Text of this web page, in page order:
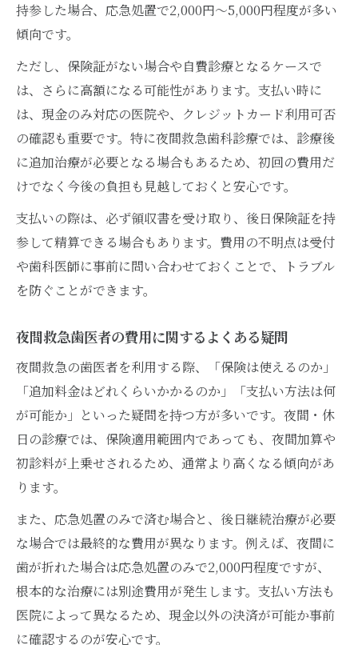
持参した場合、応急処置で2,000円～5,000円程度が多い
傾向です。
ただし、保険証がない場合や自費診療となるケースで
は、さらに高額になる可能性があります。支払い時に
は、現金のみ対応の医院や、クレジットカード利用可否
の確認も重要です。特に夜間救急歯科診療では、診療後
に追加治療が必要となる場合もあるため、初回の費用だ
けでなく今後の負担も見越しておくと安心です。
支払いの際は、必ず領収書を受け取り、後日保険証を持
参して精算できる場合もあります。費用の不明点は受付
や歯科医師に事前に問い合わせておくことで、トラブル
を防ぐことができます。
夜間救急歯医者の費用に関するよくある疑問
夜間救急の歯医者を利用する際、「保険は使えるのか」
「追加料金はどれくらいかかるのか」「支払い方法は何
が可能か」といった疑問を持つ方が多いです。夜間・休
日の診療では、保険適用範囲内であっても、夜間加算や
初診料が上乗せされるため、通常より高くなる傾向があ
ります。
また、応急処置のみで済む場合と、後日継続治療が必要
な場合では最終的な費用が異なります。例えば、夜間に
歯が折れた場合は応急処置のみで2,000円程度ですが、
根本的な治療には別途費用が発生します。支払い方法も
医院によって異なるため、現金以外の決済が可能か事前
に確認するのが安心です。